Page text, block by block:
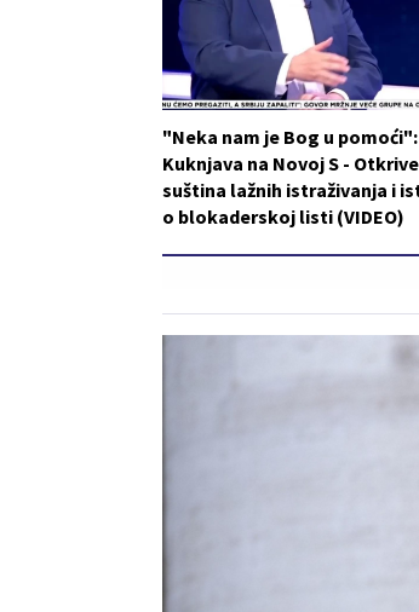
"Neka nam je Bog u pomoći":
Kuknjava na Novoj S -
suština lažnih istraživanja i
o blokaderskoj listi (VIDEO)